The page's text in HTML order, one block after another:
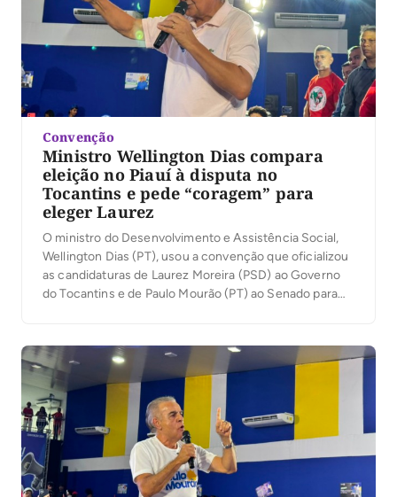
Convenção
Ministro Wellington Dias compara
eleição no Piauí à disputa no
Tocantins e pede “coragem” para
eleger Laurez
O ministro do Desenvolvimento e Assistência Social,
Wellington Dias (PT), usou a convenção que oficializou
as candidaturas de Laurez Moreira (PSD) ao Governo
do Tocantins e de Paulo Mourão (PT) ao Senado para
4, em Palmas, ele afirmou que […]